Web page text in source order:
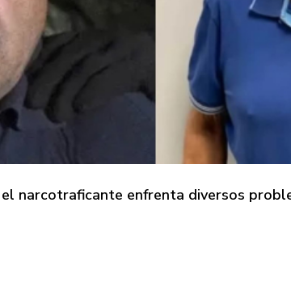
narcotraficante enfrenta diversos